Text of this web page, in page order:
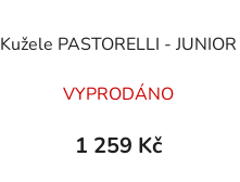
Kužele PASTORELLI - JUNIOR
VYPRODÁNO
1 259 Kč